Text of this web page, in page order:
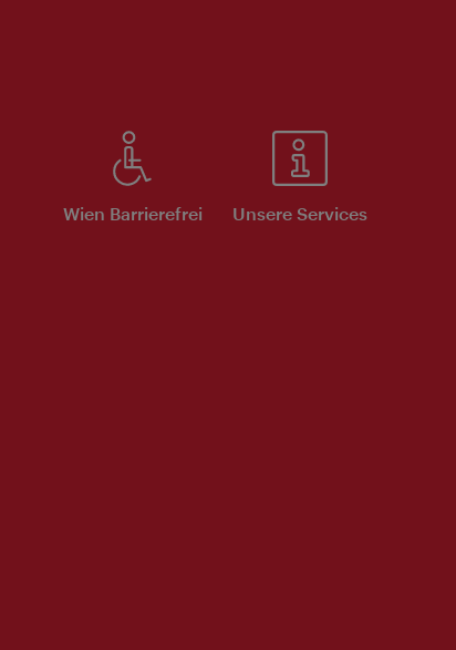
Wien Barrierefrei Unsere Services